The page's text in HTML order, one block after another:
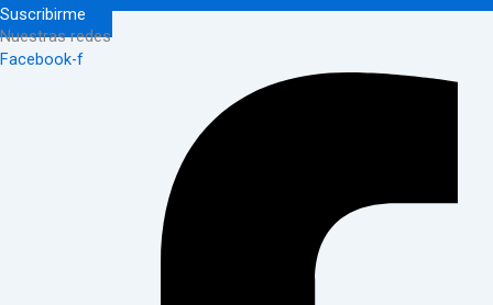
Suscribirme
Nuestras redes
Facebook-f